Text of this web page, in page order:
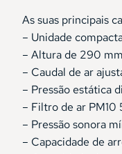
As suas principais
– Unidade
– Altura de 290 mm
– Caudal de ar
– Pressão estática
– Filtro de ar PM10
– Pressão sonora
– Capacidade de